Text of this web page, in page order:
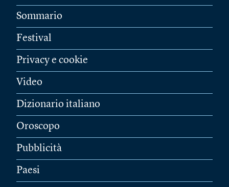
Sommario
Festival
Privacy e cookie
Video
Dizionario italiano
Oroscopo
Pubblicità
Paesi